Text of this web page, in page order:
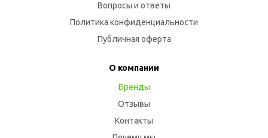
Вопросы и ответы
Политика конфиденциальности
Публичная оферта
О компании
Бренды
Отзывы
Контакты